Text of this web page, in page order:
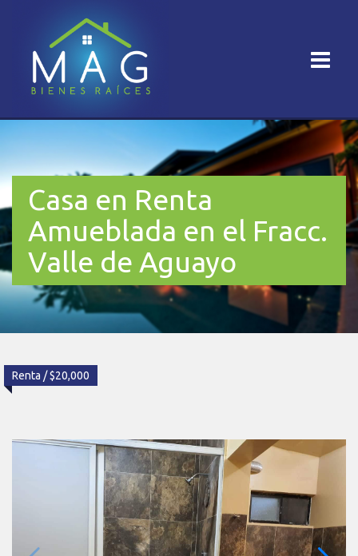
Casa en Renta
Amueblada en el Fracc.
Valle de Aguayo
Renta / $20,000